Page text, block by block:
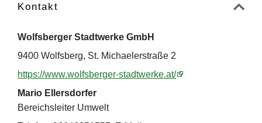
Kontakt
Wolfsberger Stadtwerke GmbH
9400 Wolfsberg, St. Michaelerstraße 2
https://www.wolfsberger-stadtwerke.at/
Mario Ellersdorfer
Bereichsleiter Umwelt